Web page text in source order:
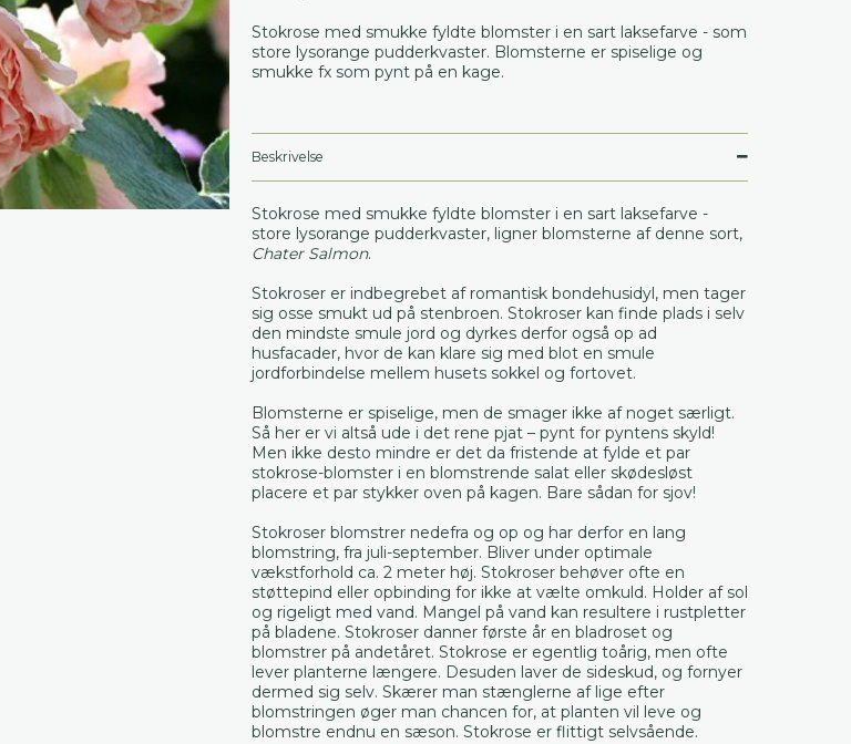
Stokrose med smukke fyldte blomster i en sart laksefarve - som
store lysorange pudderkvaster. Blomsterne er spiselige og
smukke fx som pynt på en kage.
Beskrivelse
Stokrose med smukke fyldte blomster i en sart laksefarve -
store lysorange pudderkvaster, ligner blomsterne af denne sort,
Chater Salmon.
Stokroser er indbegrebet af romantisk bondehusidyl, men tager
sig osse smukt ud på stenbroen. Stokroser kan finde plads i selv
den mindste smule jord og dyrkes derfor også op ad
husfacader, hvor de kan klare sig med blot en smule
jordforbindelse mellem husets sokkel og fortovet.
Blomsterne er spiselige, men de smager ikke af noget særligt.
Så her er vi altså ude i det rene pjat – pynt for pyntens skyld!
Men ikke desto mindre er det da fristende at fylde et par
stokrose-blomster i en blomstrende salat eller skødesløst
placere et par stykker oven på kagen. Bare sådan for sjov!
Stokroser blomstrer nedefra og op og har derfor en lang
blomstring, fra juli-september. Bliver under optimale
vækstforhold ca. 2 meter høj. Stokroser behøver ofte en
støttepind eller opbinding for ikke at vælte omkuld. Holder af sol
og rigeligt med vand. Mangel på vand kan resultere i rustpletter
på bladene. Stokroser danner første år en bladroset og
blomstrer på andetåret. Stokrose er egentlig toårig, men ofte
lever planterne længere. Desuden laver de sideskud, og fornyer
dermed sig selv. Skærer man stænglerne af lige efter
blomstringen øger man chancen for, at planten vil leve og
blomstre endnu en sæson. Stokrose er flittigt selvsående.